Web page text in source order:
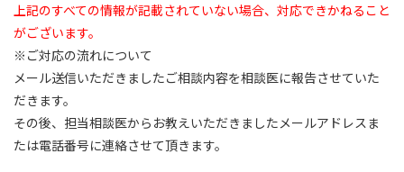
上記のすべての情報が記載されていない場合、対応できかねること
がございます。
※ご対応の流れについて
メール送信いただきましたご相談内容を相談医に報告させていた
だきます。
その後、担当相談医からお教えいただきましたメールアドレスま
たは電話番号に連絡させて頂きます。